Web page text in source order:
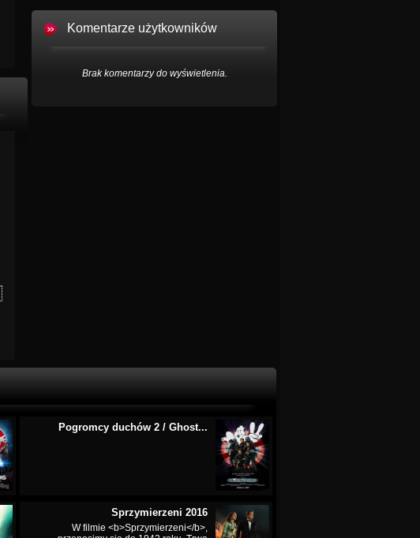
Komentarze użytkowników
Brak komentarzy do wyświetlenia.
Pogromcy duchów 2 / Ghost...
Sprzymierzeni 2016
W filmie <b>Sprzymierzeni</b>,